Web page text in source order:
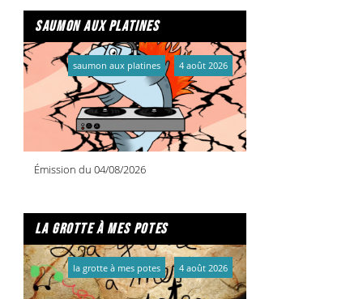
saumon aux platines
Émission du 04/08/2026
saumon aux platines 4 août 2026
la grotte à mes potes
la grotte à mes potes 4 août 2026